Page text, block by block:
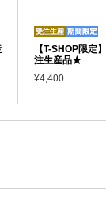
【T-SHOP限
注生産品★
¥4,400